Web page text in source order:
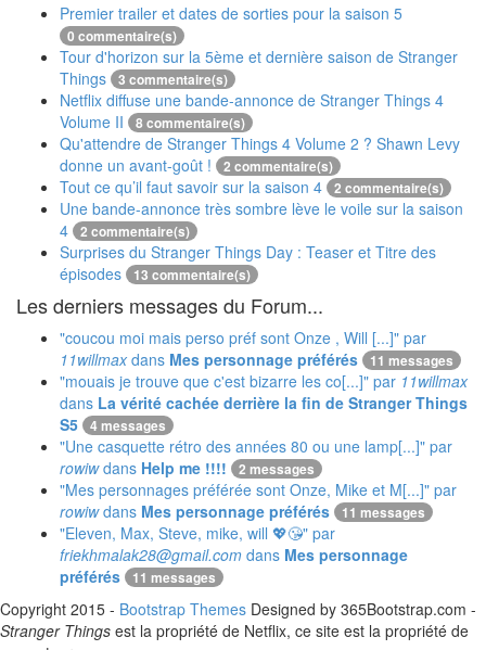
Premier trailer et dates de sorties pour la saison 5
0 commentaire(s)
Tour d'horizon sur la 5ème et dernière saison de Stranger
Things
3 commentaire(s)
Netflix diffuse une bande-annonce de Stranger Things 4
Volume II
8 commentaire(s)
Qu'attendre de Stranger Things 4 Volume 2 ? Shawn Levy
donne un avant-goût !
2 commentaire(s)
Tout ce qu’il faut savoir sur la saison 4 2 commentaire(s)
Une bande-annonce très sombre lève le voile sur la saison
4
2 commentaire(s)
Surprises du Stranger Things Day : Teaser et Titre des
épisodes
13 commentaire(s)
Les derniers messages du Forum...
"coucou moi mais perso préf sont Onze , Will [...]" par
11willmax dans Mes personnage préférés 11 messages
"mouais je trouve que c'est bizarre les co[...]" par 11willmax
dans La vérité cachée derrière la fin de Stranger Things
S5
4 messages
"Une casquette rétro des années 80 ou une lamp[...]" par
rowiwdans Help me !!!! 2 messages
"Mes personnages préférée sont Onze, Mike et M[...]" par
rowiwdans Mes personnage préférés 11 messages
"Eleven, Max, Steve, mike, will 💖😘" par
friekhmalak28@gmail.com dans Mes personnage
préférés
11 messages
Copyright 2015 - Bootstrap Themes Designed by 365Bootstrap.com -
Stranger Things est la propriété de Netflix, ce site est la propriété de